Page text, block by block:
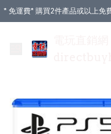
* 免運費* 購買2件產品或以上免